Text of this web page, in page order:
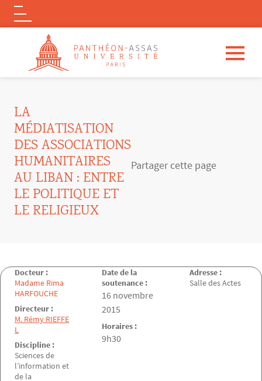
Logo
LA
MÉDIATISATION
DES ASSOCIATIONS
HUMANITAIRES
AU LIBAN : ENTRE
LE POLITIQUE ET
LE RELIGIEUX
Partager cette page
Docteur :
Madame Rima
HARFOUCHE
Directeur :
M. Rémy RIEFFE
L
Discipline :
Sciences de
l’information et
de la
Date de la
soutenance :
Date de la soutenance
16 novembre
2015
Horaires :
9h30
Adresse :
Salle des Actes